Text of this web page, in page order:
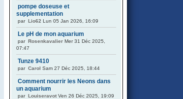
pompe doseuse et
supplementation
par Lio62 Lun 05 Jan 2026, 16:09
Le pH de mon aquarium
par Rosenkavalier Mer 31 Déc 2025,
07:47
Tunze 9410
par Carol Sam 27 Déc 2025, 18:44
Comment nourrir les Neons dans
un aquarium
par Louiseravot Ven 26 Déc 2025, 19:09